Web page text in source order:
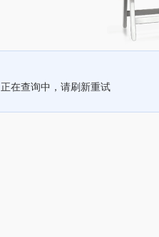
正在查询中，请刷新重试